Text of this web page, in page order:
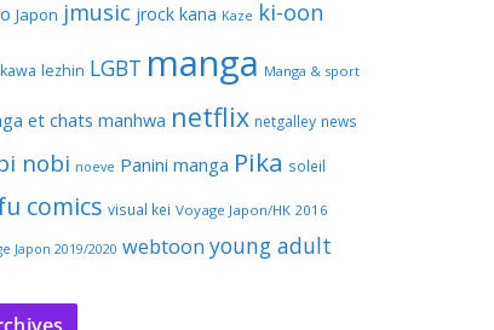
Japon jmusic jrock kana Kaze ki-oon
lezhin LGBT manga Manga & sport
et chats manhwa netflix netgalley news
nobi noeve Panini manga Pika soleil
comics visual kei Voyage Japon/HK 2016
Japon 2019/2020 webtoon young adult